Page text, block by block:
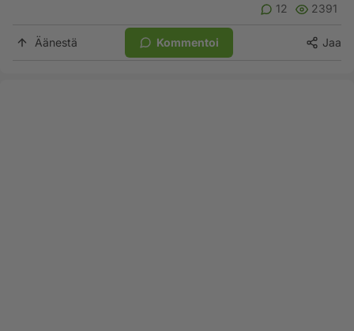
12 2391
Äänestä Kommentoi Jaa